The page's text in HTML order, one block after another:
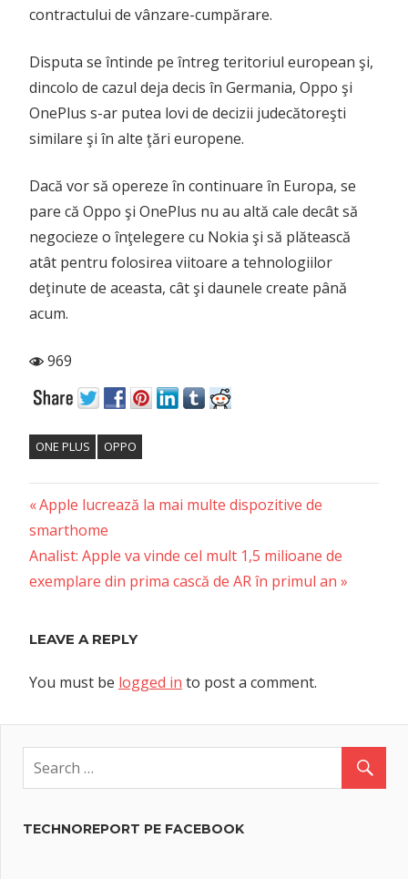
contractului de vânzare-cumpărare.
Disputa se întinde pe întreg teritoriul european şi,
dincolo de cazul deja decis în Germania, Oppo şi
OnePlus s-ar putea lovi de decizii judecătoreşti
similare şi în alte ţări europene.
Dacă vor să opereze în continuare în Europa, se
pare că Oppo şi OnePlus nu au altă cale decât să
negocieze o înţelegere cu Nokia şi să plătească
atât pentru folosirea viitoare a tehnologiilor
deţinute de aceasta, cât şi daunele create până
acum.
969
ONE PLUS OPPO
Post
navigation
Previous
Post:
Apple lucrează la mai multe dispozitive de
smarthome
Next
Post:
Analist: Apple va vinde cel mult 1,5 milioane de
exemplare din prima cască de AR în primul an
LEAVE A REPLY
You must be logged in to post a comment.
TECHNOREPORT PE FACEBOOK